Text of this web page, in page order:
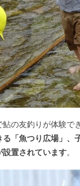
の友釣りが体験で
る「魚つり広場」、
設置されています。